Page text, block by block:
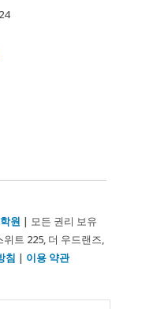
원 | 모든 권리 보유
트 225, 더 우드랜즈,
침 | 이용 약관